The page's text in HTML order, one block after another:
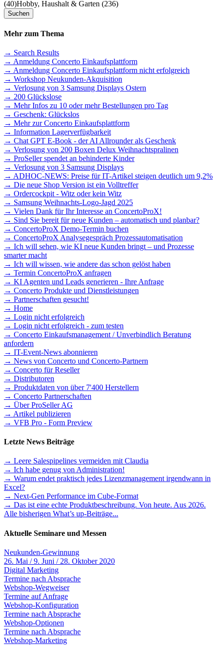
(40)Hobby, Haushalt & Garten (236)
Mehr zum Thema
→ Search Results
→ Anmeldung Concerto Einkaufsplattform
→ Anmeldung Concerto Einkaufsplattform nicht erfolgreich
→ Workshop Neukunden-Akquisition
→ Verlosung von 3 Samsung Displays Ostern
→ 200 Glückslose
→ Mehr Infos zu 10 oder mehr Bestellungen pro Tag
→ Geschenk: Glückslos
→ Mehr zur Concerto Einkaufsplattform
→ Information Lagerverfügbarkeit
→ Chat GPT E-Book - der AI Allrounder als Geschenk
→ Verlosung von 200 Boxen Delux Weihnachtspralinen
→ ProSeller spendet an behinderte Kinder
→ Verlosung von 3 Samsung Displays
→ ADHOC-NEWS: Preise für IT-Artikel steigen deutlich um 9,2%
→ Die neue Shop Version ist ein Volltreffer
→ Ordercockpit - Witz oder kein Witz
→ Samsung Weihnachts-Logo-Jagd 2025
→ Vielen Dank für Ihr Interesse an ConcertoProX!
→ Sind Sie bereit für neue Kunden – automatisch und planbar?
→ ConcertoProX Demo-Termin buchen
→ ConcertoProX Analysegespräch Prozessautomatisation
→ Ich will sehen, wie KI neue Kunden bringt – und Prozesse
smarter macht
→ Ich will wissen, wie andere das schon gelöst haben
→ Termin ConcertoProX anfragen
→ KI Agenten und Leads generieren - Ihre Anfrage
→ Concerto Produkte und Dienstleistungen
→ Partnerschaften gesucht!
→ Home
→ Login nicht erfolgreich
→ Login nicht erfolgreich - zum testen
→ Concerto Einkaufsmanagement / Unverbindlich Beratung
anfordern
→ IT-Event-News abonnieren
→ News von Concerto und Concerto-Partnern
→ Concerto für Reseller
→ Distributoren
→ Produktdaten von über 7'400 Herstellern
→ Concerto Partnerschaften
→ Über ProSeller AG
→ Artikel publizieren
→ VFB Pro - Form Preview
Letzte News Beiträge
→ Leere Salespipelines vermeiden mit Claudia
→ Ich habe genug von Administration!
→ Warum endet praktisch jedes Lizenzmanagement irgendwann in
Excel?
→ Next-Gen Performance im Cube-Format
→ Das ist eine echte Produktbeschreibung. Von heute. Aus 2026.
Alle bisherigen What’s up-Beiträge...
Aktuelle Seminare und Messen
Neukunden-Gewinnung
26. Mai / 9. Juni / 28. Oktober 2020
Digital Marketing
Termine nach Absprache
Webshop-Wegweiser
Termine auf Anfrage
Webshop-Konfiguration
Termine nach Absprache
Webshop-Optionen
Termine nach Absprache
Webshop-Marketing